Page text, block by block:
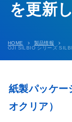
を更新
HOME
製品情報
OJI SILBIO シリーズ
紙製パッケー
オクリア）